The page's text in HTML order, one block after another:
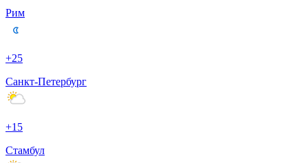
Рим
+25
Санкт-Петербург
+15
Стамбул